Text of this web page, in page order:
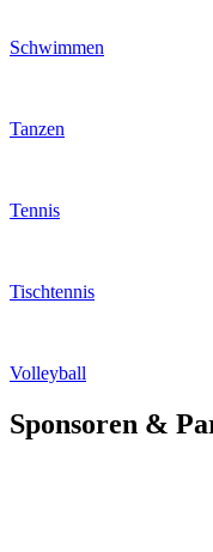
Schwimmen
Tanzen
Tennis
Tischtennis
Volleyball
Sponsoren &